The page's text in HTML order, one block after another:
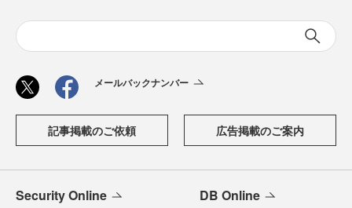
メールバックナンバー
記事掲載のご依頼 広告掲載のご案内
Security Online DB Online